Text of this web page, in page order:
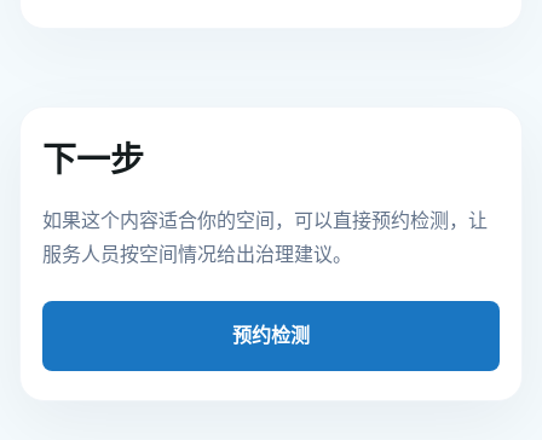
下一步
如果这个内容适合你的空间，可以直接预约检测，让
服务人员按空间情况给出治理建议。
预约检测